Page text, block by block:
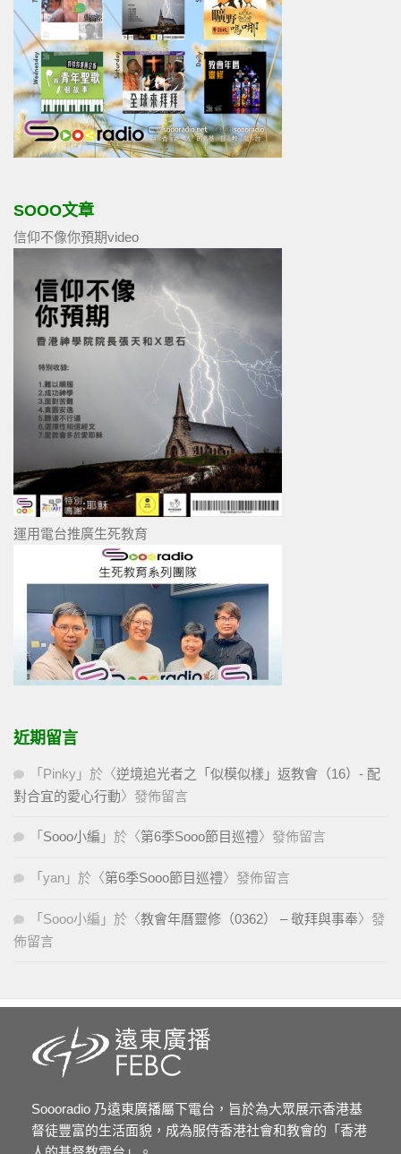
SOOO文章
信仰不像你預期video
運用電台推廣生死教育
近期留言
「 Pinky 」於〈逆境追光者之「似模似樣」返教會（16）- 配
對合宜的愛心行動〉發佈留言
「 Sooo小編 」於〈第6季Sooo節目巡禮〉發佈留言
「 yan 」於〈第6季Sooo節目巡禮〉發佈留言
「 Sooo小編 」於〈教會年曆靈修（0362） – 敬拜與事奉〉發
佈留言
Soooradio 乃遠東廣播屬下電台，旨於為大眾展示香港基
督徒豐富的生活面貌，成為服侍香港社會和教會的「香港